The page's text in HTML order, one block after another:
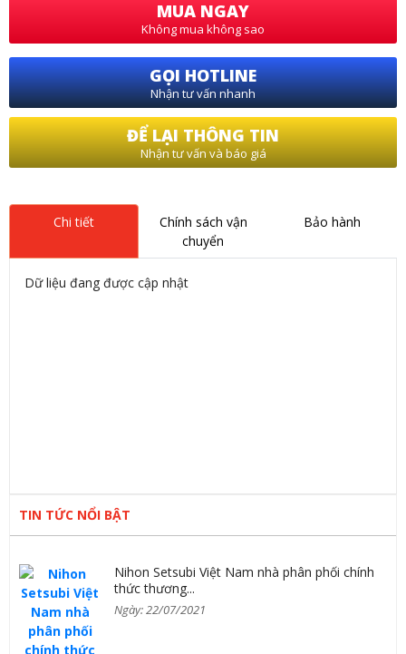
MUA NGAY
Không mua không sao
GỌI HOTLINE
Nhận tư vấn nhanh
ĐỂ LẠI THÔNG TIN
Nhận tư vấn và báo giá
Chi tiết
Chính sách vận
chuyển
Bảo hành
Dữ liệu đang được cập nhật
TIN TỨC NỔI BẬT
Nihon Setsubi Việt Nam nhà phân phối chính
thức thương...
Ngày: 22/07/2021